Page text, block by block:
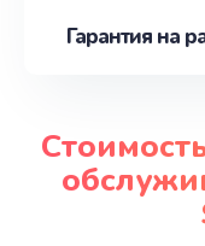
Гарантия на